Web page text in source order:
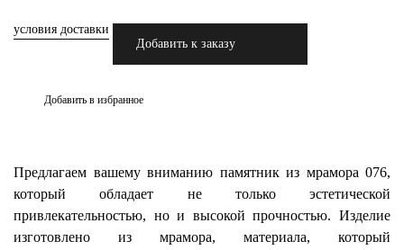
условия доставки
Добавить к заказу
Добавить в избранное
Предлагаем вашему вниманию памятник из мрамора 076,
который обладает не только эстетической
привлекательностью, но и высокой прочностью. Изделие
изготовлено из мрамора, материала, который